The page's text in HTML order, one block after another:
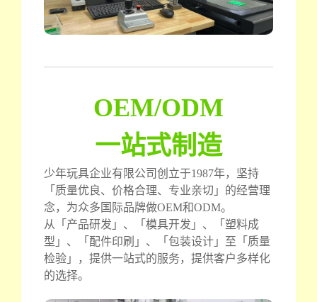
OEM/ODM
一站式制造
少年玩具企业有限公司创立于1987年，坚持
「质量优良、价格合理、专业亲切」的经营理
念，为众多国际品牌做OEM和ODM。
从「产品研发」、「模具开发」、「塑料成
型」、「配件印刷」、「包装设计」至「质量
检验」，提供一站式的服务，提供客户多样化
的选择。